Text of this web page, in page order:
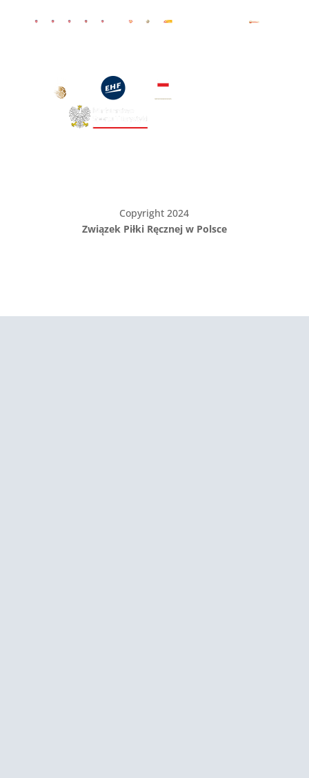
Copyright 2024
Związek Piłki Ręcznej w Polsce